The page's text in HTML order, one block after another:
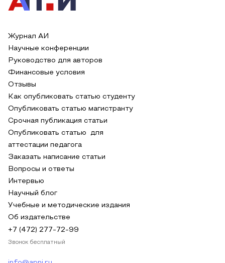
Журнал АИ
Научные конференции
Руководство для авторов
Финансовые условия
Отзывы
Как опубликовать статью студенту
Опубликовать статью магистранту
Срочная публикация статьи
Опубликовать статью для
аттестации педагога
Заказать написание статьи
Вопросы и ответы
Интервью
Научный блог
Учебные и методические издания
Об издательстве
+7 (472) 277-72-99
Звонок бесплатный